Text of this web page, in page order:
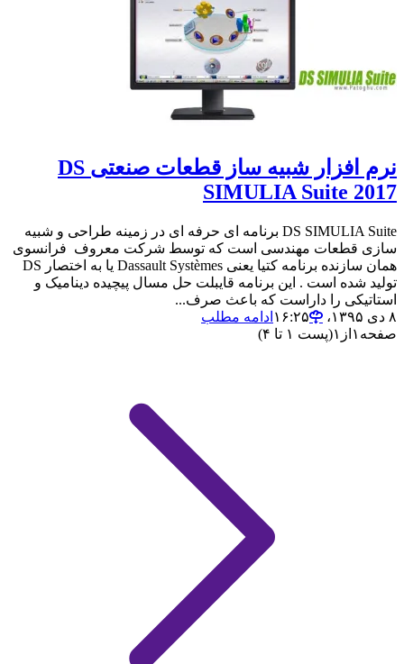
نرم افزار شبیه ساز قطعات صنعتی DS
SIMULIA Suite 2017
DS SIMULIA Suite برنامه ای حرفه ای در زمینه طراحی و شبیه
سازی قطعات مهندسی است که توسط شرکت معروف فرانسوی
همان سازنده برنامه کتیا یعنی Dassault Systèmes یا به اختصار DS
تولید شده است . این برنامه قایبلت حل مسال پیچیده دینامیک و
استاتیکی را داراست که باعث صرف...
۸ دی ۱۳۹۵،‏ ۱۶:۲۵
ادامه مطلب
صفحه ۱ از ۱(پست ۱ تا ۴)